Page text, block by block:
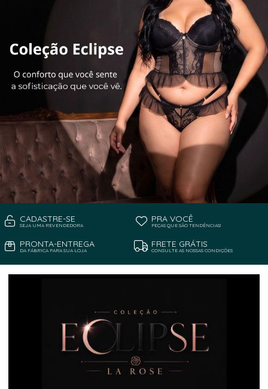
CADASTRE-SE
SEJA UMA REVENDEDORA
PRA VOCÊ
PEÇAS QUE SÃO TENDÊNCIAS!
PRONTA-ENTREGA
DA FÁBRICA PARA SUA LOJA
FRETE GRÁTIS
CONSULTE AS NOSSAS CONDIÇÕES